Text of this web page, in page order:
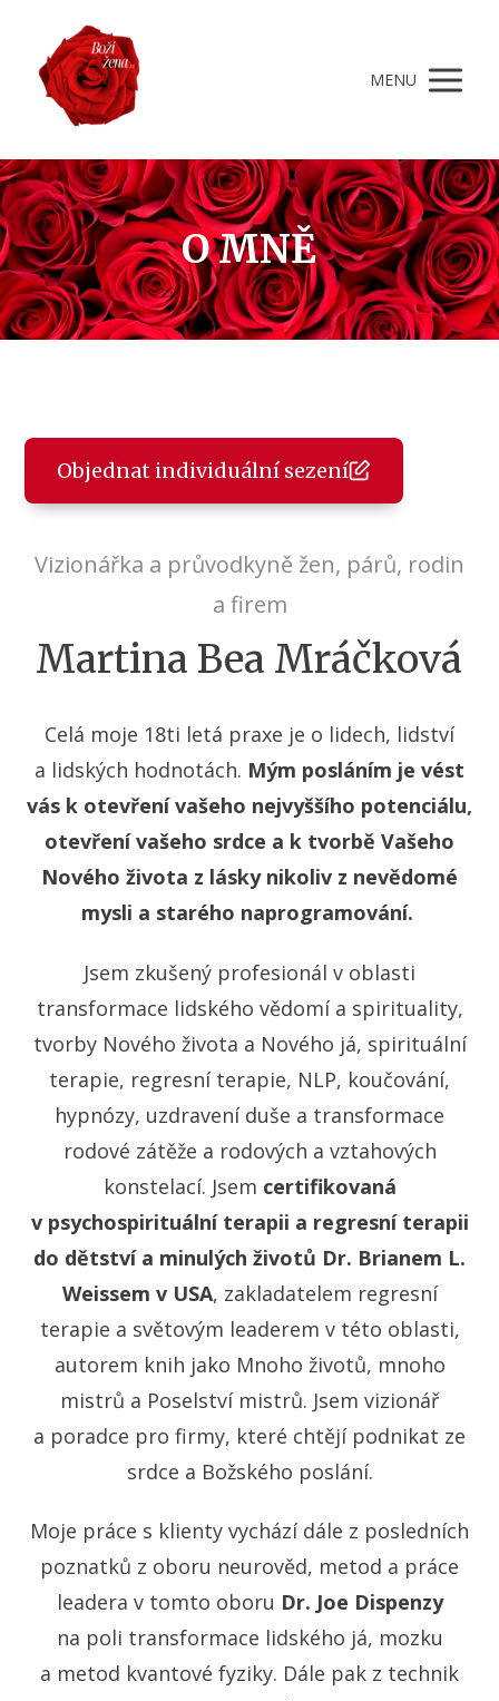
MENU
O MNĚ
Objednat individuální sezení
Vizionářka a průvodkyně žen, párů, rodin
a firem
Martina Bea Mráčková
Celá moje 18ti letá praxe je o lidech, lidství
a lidských hodnotách. Mým posláním je vést
vás k otevření vašeho nejvyššího potenciálu,
otevření vašeho srdce a k tvorbě Vašeho
Nového života z lásky nikoliv z nevědomé
mysli a starého naprogramování.
Jsem zkušený profesionál v oblasti
transformace lidského vědomí a spirituality,
tvorby Nového života a Nového já, spirituální
terapie, regresní terapie, NLP, koučování,
hypnózy, uzdravení duše a transformace
rodové zátěže a rodových a vztahových
konstelací. Jsem certifikovaná
v psychospirituální terapii a regresní terapii
do dětství a minulých životů Dr. Brianem L.
Weissem v USA, zakladatelem regresní
terapie a světovým leaderem v této oblasti,
autorem knih jako Mnoho životů, mnoho
mistrů a Poselství mistrů. Jsem vizionář
a poradce pro firmy, které chtějí podnikat ze
srdce a Božského poslání.
Moje práce s klienty vychází dále z posledních
poznatků z oboru neurověd, metod a práce
leadera v tomto oboru Dr. Joe Dispenzy
na poli transformace lidského já, mozku
a metod kvantové fyziky. Dále pak z technik